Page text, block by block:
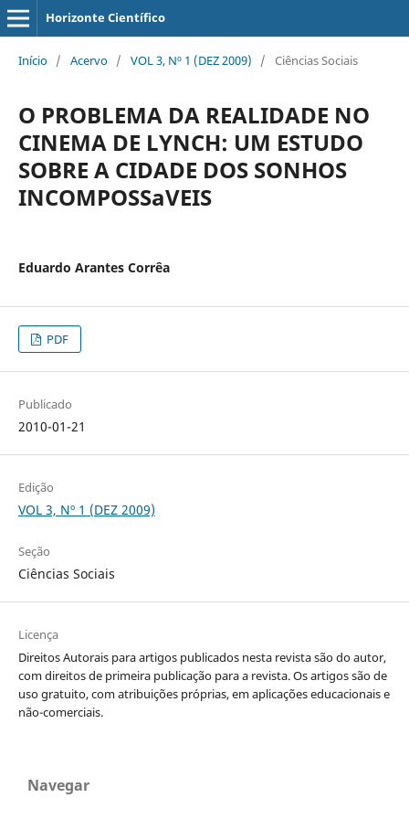
Horizonte Científico
Início / Acervo / VOL 3, Nº 1 (DEZ 2009) / Ciências Sociais
O PROBLEMA DA REALIDADE NO
CINEMA DE LYNCH: UM ESTUDO
SOBRE A CIDADE DOS SONHOS
INCOMPOSSaVEIS
Eduardo Arantes Corrêa
PDF
Publicado
2010-01-21
Edição
VOL 3, Nº 1 (DEZ 2009)
Seção
Ciências Sociais
Licença
Direitos Autorais para artigos publicados nesta revista são do autor,
com direitos de primeira publicação para a revista. Os artigos são de
uso gratuito, com atribuições próprias, em aplicações educacionais e
não-comerciais.
Navegar